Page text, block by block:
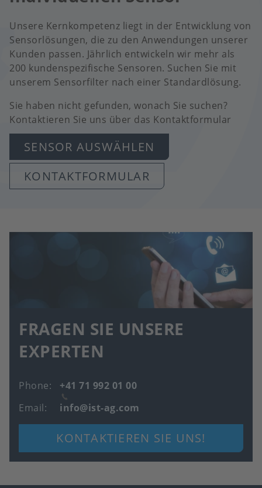
Unsere Kernkompetenz liegt in der Entwicklung von
Sensorlösungen, die zu den Anwendungen unserer
Kunden passen. Jährlich entwickeln wir mehr als
200 kundenspezifische Sensoren. Suchen Sie mit
unserem Sensorfilter nach einer Standardlösung.
Sie haben nicht gefunden, wonach Sie suchen?
Kontaktieren Sie uns über das Kontaktformular
SENSOR AUSWÄHLEN
KONTAKTFORMULAR
FRAGEN SIE UNSERE
EXPERTEN
Phone
+41 71 992 01 00
Email
info@ist-ag.com
KONTAKTIEREN SIE UNS!